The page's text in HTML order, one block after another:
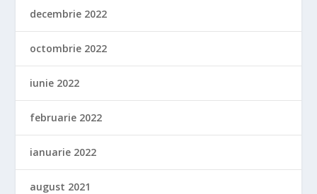
decembrie 2022
octombrie 2022
iunie 2022
februarie 2022
ianuarie 2022
august 2021